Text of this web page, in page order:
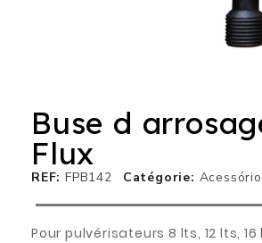
Buse d
Flux
REF FPB142 Catégorie
Pour pulvérisateurs 8 lts, 12 lts, 16